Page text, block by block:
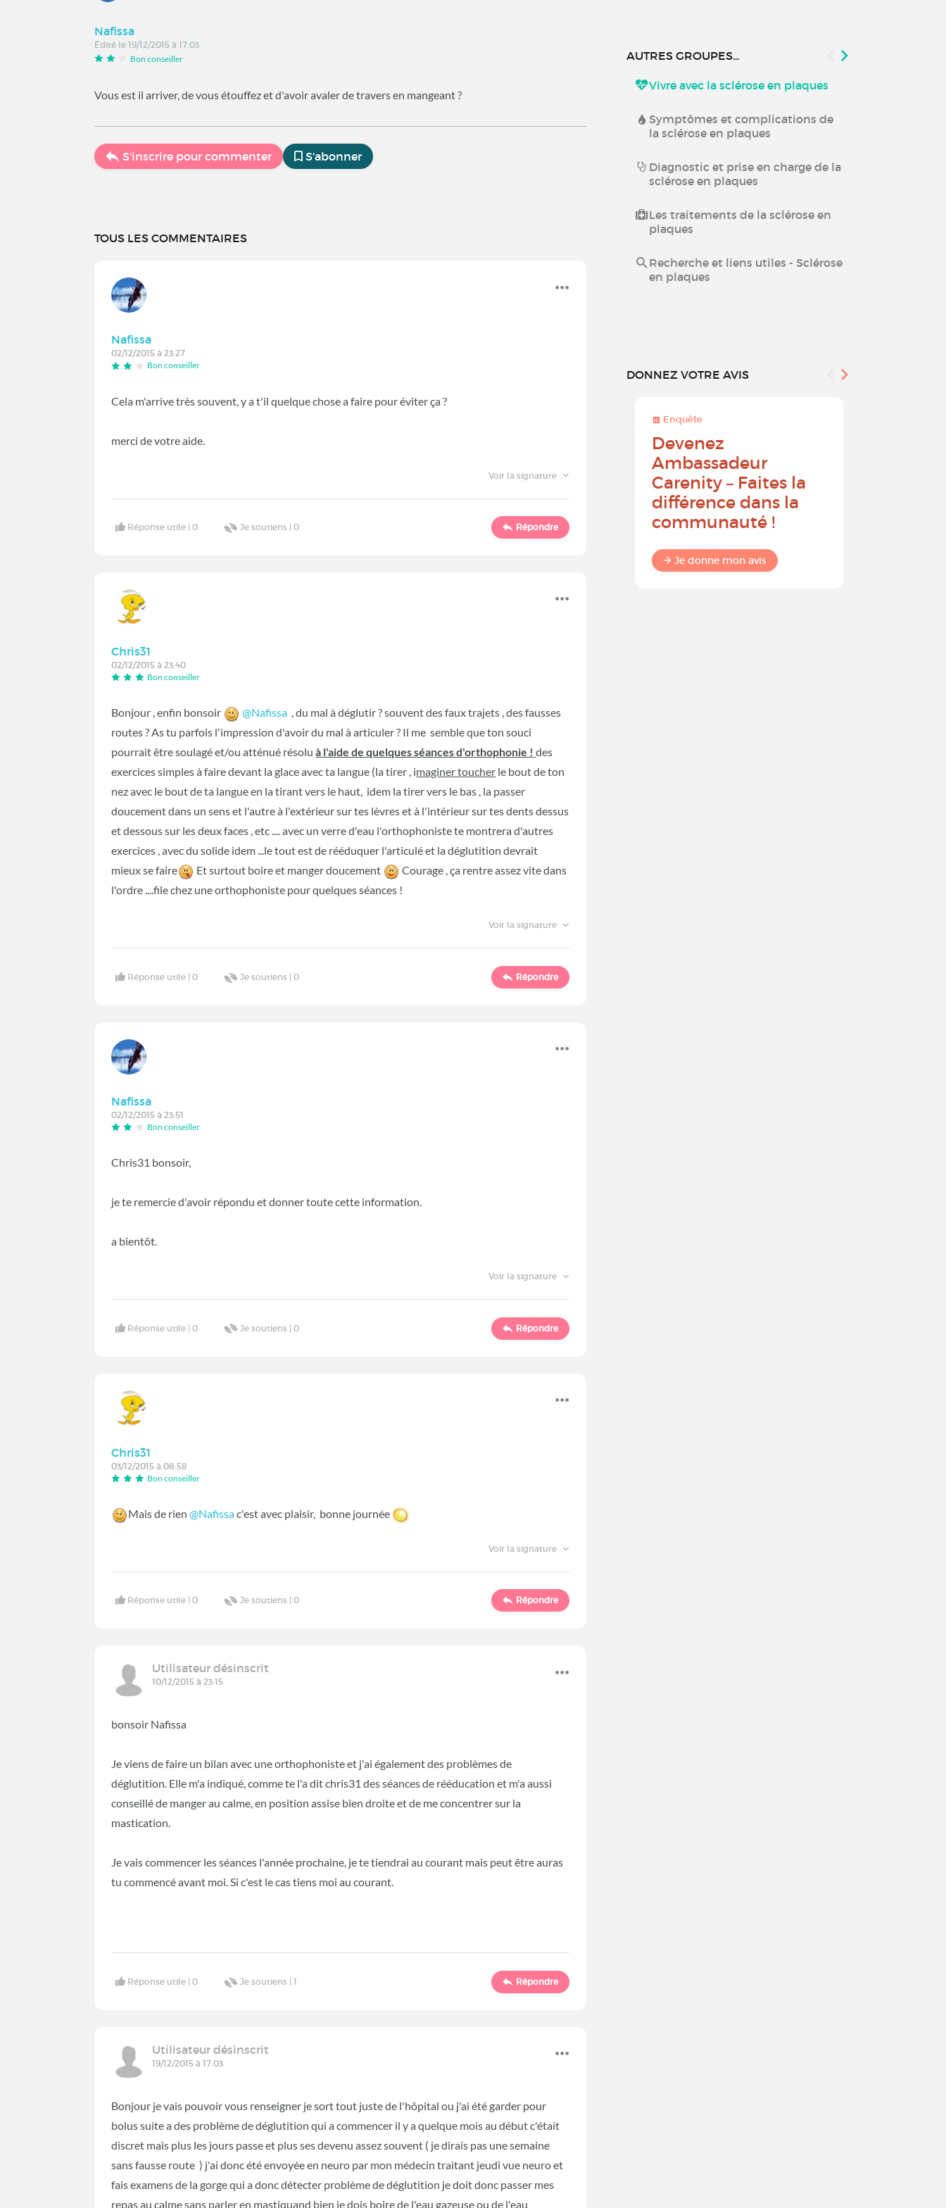
Nafissa
Édité le 19/12/2015 à 17:03
Bon conseiller
Vous est il arriver, de vous étouffez et d'avoir avaler de travers en mangeant ?
S'inscrire pour commenter S'abonner
TOUS LES COMMENTAIRES
Nafissa
02/12/2015 à 23:27
Bon conseiller
Cela m'arrive très souvent, y a t'il quelque chose a faire pour éviter ça ?
merci de votre aide.
Voir la signature
Réponse utile |0 Je soutiens |0 Répondre
Chris31
02/12/2015 à 23:40
Bon conseiller
Bonjour , enfin bonsoir @Nafissa , du mal à déglutir ? souvent des faux trajets , des fausses
routes ? As tu parfois l'impression d'avoir du mal à articuler ? Il me semble que ton souci
pourrait être soulagé et/ou atténué résoluà l'aide de quelques séances d'orthophonie ! des
exercices simples à faire devant la glace avec ta langue (la tirer , imaginer toucher le bout de ton
nez avec le bout de ta langue en la tirant vers le haut, idem la tirer vers le bas , la passer
doucement dans un sens et l'autre à l'extérieur sur tes lèvres et à l'intérieur sur tes dents dessus
et dessous sur les deux faces , etc .... avec un verre d'eau l'orthophoniste te montrera d'autres
exercices , avec du solide idem ...le tout est de rééduquer l'articulé et la déglutition devrait
mieux se faire
Et surtout boire et manger doucement
Courage , ça rentre assez vite dans
l'ordre ....file chez une orthophoniste pour quelques séances !
Voir la signature
Réponse utile |0 Je soutiens |0 Répondre
Nafissa
02/12/2015 à 23:51
Bon conseiller
Chris31 bonsoir,
je te remercie d'avoir répondu et donner toute cette information.
a bientôt.
Voir la signature
Réponse utile |0 Je soutiens |0 Répondre
Chris31
03/12/2015 à 08:58
Bon conseiller
Mais de rien@Nafissac'est avec plaisir, bonne journée
Voir la signature
Réponse utile |0 Je soutiens |0 Répondre
Utilisateur désinscrit
10/12/2015 à 23:15
bonsoir Nafissa
Je viens de faire un bilan avec une orthophoniste et j'ai également des problèmes de
déglutition. Elle m'a indiqué, comme te l'a dit chris31 des séances de rééducation et m'a aussi
conseillé de manger au calme, en position assise bien droite et de me concentrer sur la
mastication.
Je vais commencer les séances l'année prochaine, je te tiendrai au courant mais peut être auras
tu commencé avant moi. Si c'est le cas tiens moi au courant.
Réponse utile |0 Je soutiens |1 Répondre
Utilisateur désinscrit
19/12/2015 à 17:03
Bonjour je vais pouvoir vous renseigner je sort tout juste de l'hôpital ou j'ai été garder pour
bolus suite a des problème de déglutition qui a commencer il y a quelque mois au début c'était
discret mais plus les jours passe et plus ses devenu assez souvent ( je dirais pas une semaine
sans fausse route ) j'ai donc été envoyée en neuro par mon médecin traitant jeudi vue neuro et
fais examens de la gorge qui a donc détecter problème de déglutition je doit donc passer mes
repas au calme sans parler en mastiquand bien je dois boire de l'eau gazeuse ou de l'eau
AUTRES GROUPES...
Vivre avec la sclérose en plaques
Symptômes et complications de
la sclérose en plaques
Diagnostic et prise en charge de la
sclérose en plaques
Les traitements de la sclérose en
plaques
Recherche et liens utiles - Sclérose
en plaques
DONNEZ VOTRE AVIS
Enquête
Devenez
Ambassadeur
Carenity – Faites la
différence dans la
communauté !
Je donne mon avis